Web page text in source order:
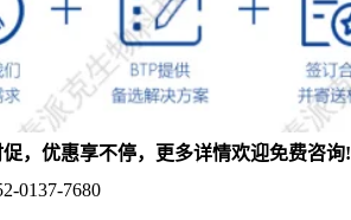
，优惠享不停，更多详情欢迎免费咨询!
0137-7680